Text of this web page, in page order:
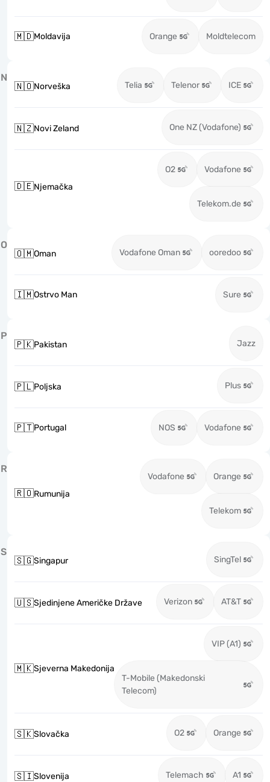
🇲🇩Moldavija Orange Moldtelecom
N
🇳🇴Norveška Telia Telenor ICE
🇳🇿Novi Zeland One NZ (Vodafone)
🇩🇪Njemačka
O2 Vodafone
Telekom.de
O
🇴🇲Oman Vodafone Oman ooredoo
🇮🇲Ostrvo Man Sure
P
🇵🇰Pakistan Jazz
🇵🇱Poljska Plus
🇵🇹Portugal NOS Vodafone
R
🇷🇴Rumunija
Vodafone Orange
Telekom
S
🇸🇬Singapur SingTel
🇺🇸Sjedinjene Američke Države Verizon AT&T
🇲🇰Sjeverna Makedonija
VIP (A1)
T-Mobile (Makedonski
Telecom)
🇸🇰Slovačka O2 Orange
🇸🇮Slovenija Telemach A1